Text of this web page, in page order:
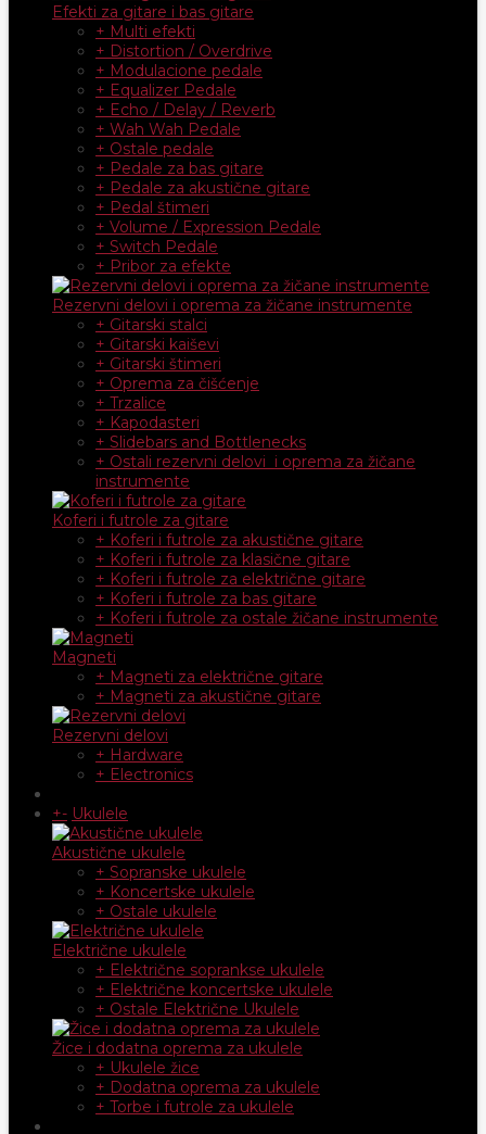
Efekti za gitare i bas gitare
+ Multi efekti
+ Distortion / Overdrive
+ Modulacione pedale
+ Equalizer Pedale
+ Echo / Delay / Reverb
+ Wah Wah Pedale
+ Ostale pedale
+ Pedale za bas gitare
+ Pedale za akustične gitare
+ Pedal štimeri
+ Volume / Expression Pedale
+ Switch Pedale
+ Pribor za efekte
Rezervni delovi i oprema za žičane instrumente
+ Gitarski stalci
+ Gitarski kaiševi
+ Gitarski štimeri
+ Oprema za čišćenje
+ Trzalice
+ Kapodasteri
+ Slidebars and Bottlenecks
+ Ostali rezervni delovi i oprema za žičane
instrumente
Koferi i futrole za gitare
+ Koferi i futrole za akustične gitare
+ Koferi i futrole za klasične gitare
+ Koferi i futrole za električne gitare
+ Koferi i futrole za bas gitare
+ Koferi i futrole za ostale žičane instrumente
Magneti
+ Magneti za električne gitare
+ Magneti za akustične gitare
Rezervni delovi
+ Hardware
+ Electronics
+- Ukulele
Akustične ukulele
+ Sopranske ukulele
+ Koncertske ukulele
+ Ostale ukulele
Električne ukulele
+ Električne soprankse ukulele
+ Električne koncertske ukulele
+ Ostale Električne Ukulele
Žice i dodatna oprema za ukulele
+ Ukulele žice
+ Dodatna oprema za ukulele
+ Torbe i futrole za ukulele